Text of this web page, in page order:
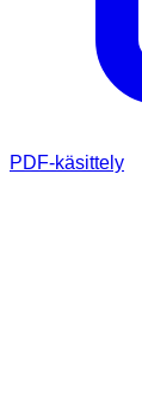
PDF-käsittely